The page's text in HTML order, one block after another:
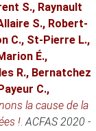
S., Raynault
S., Robert-
C., St-Pierre L.,
É.,
R., Bernatchez
C.,
la cause de la
!.ACFAS 2020 -